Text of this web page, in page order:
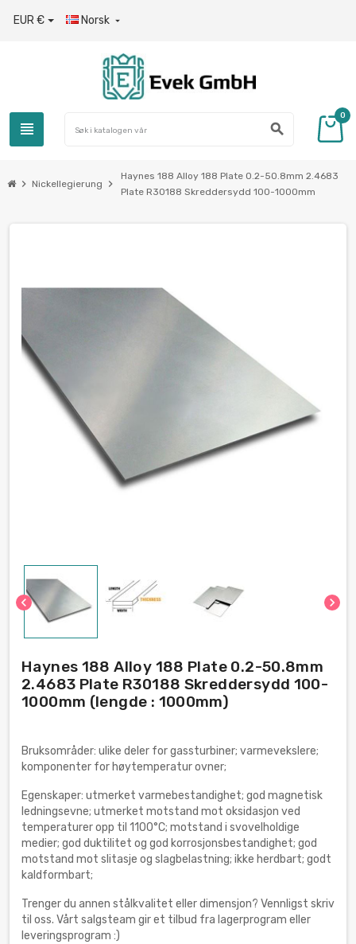
EUR € Norsk 
view_headline search
0
chevron_right Nickellegierung chevron_right
Haynes 188 Alloy 188 Plate 0.2-50.8mm 2.4683
Plate R30188 Skreddersydd 100-1000mm
chevron_left chevron_right
Haynes 188 Alloy 188 Plate 0.2-50.8mm
2.4683 Plate R30188 Skreddersydd 100-
1000mm (lengde : 1000mm)
Bruksområder: ulike deler for gassturbiner; varmevekslere;
komponenter for høytemperatur ovner;
Egenskaper: utmerket varmebestandighet; god magnetisk
ledningsevne; utmerket motstand mot oksidasjon ved
temperaturer opp til 1100°C; motstand i svovelholdige
medier; god duktilitet og god korrosjonsbestandighet; god
motstand mot slitasje og slagbelastning; ikke herdbart; godt
kaldformbart;
Trenger du annen stålkvalitet eller dimensjon? Vennligst skriv
til oss. Vårt salgsteam gir et tilbud fra lagerprogram eller
leveringsprogram :)